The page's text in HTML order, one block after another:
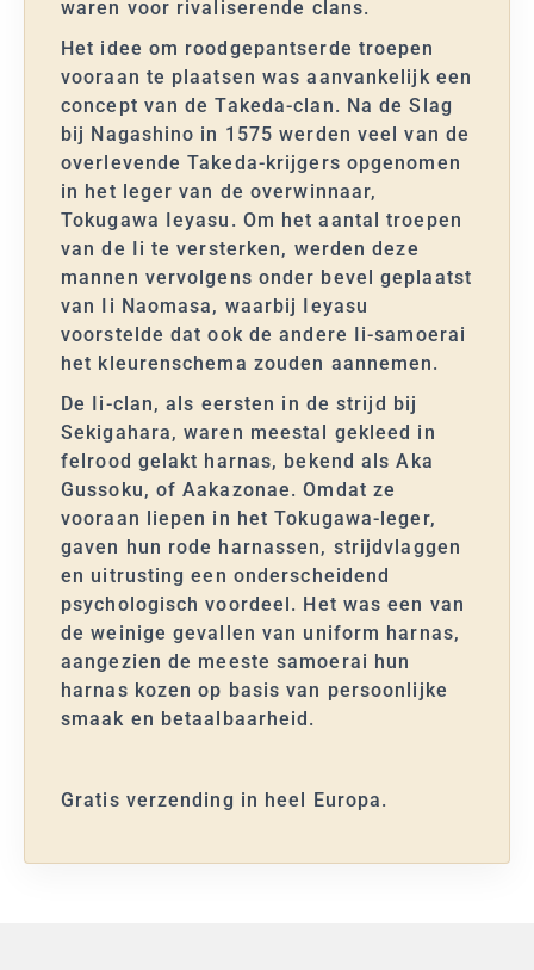
waren voor rivaliserende clans.
Het idee om roodgepantserde troepen
vooraan te plaatsen was aanvankelijk een
concept van de Takeda-clan. Na de Slag
bij Nagashino in 1575 werden veel van de
overlevende Takeda-krijgers opgenomen
in het leger van de overwinnaar,
Tokugawa Ieyasu. Om het aantal troepen
van de Ii te versterken, werden deze
mannen vervolgens onder bevel geplaatst
van Ii Naomasa, waarbij Ieyasu
voorstelde dat ook de andere Ii-samoerai
het kleurenschema zouden aannemen.
De Ii-clan, als eersten in de strijd bij
Sekigahara, waren meestal gekleed in
felrood gelakt harnas, bekend als Aka
Gussoku, of Aakazonae. Omdat ze
vooraan liepen in het Tokugawa-leger,
gaven hun rode harnassen, strijdvlaggen
en uitrusting een onderscheidend
psychologisch voordeel. Het was een van
de weinige gevallen van uniform harnas,
aangezien de meeste samoerai hun
harnas kozen op basis van persoonlijke
smaak en betaalbaarheid.
Gratis verzending in heel Europa.